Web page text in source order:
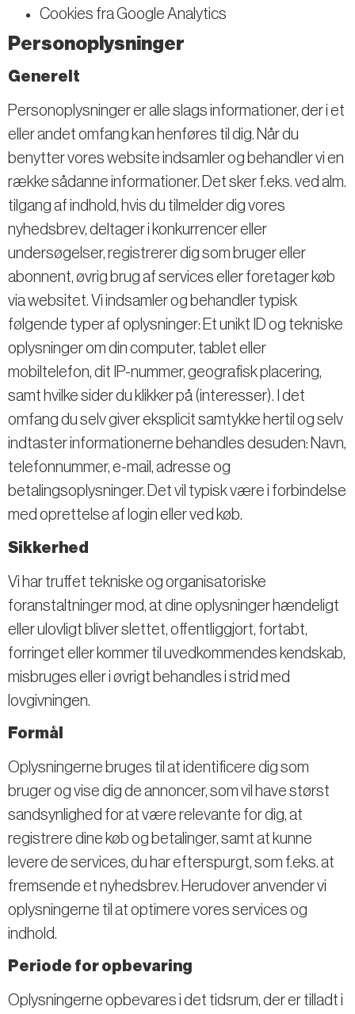
Cookies fra Google Analytics
Personoplysninger
Generelt
Personoplysninger er alle slags informationer, der i et
eller andet omfang kan henføres til dig. Når du
benytter vores website indsamler og behandler vi en
række sådanne informationer. Det sker f.eks. ved alm.
tilgang af indhold, hvis du tilmelder dig vores
nyhedsbrev, deltager i konkurrencer eller
undersøgelser, registrerer dig som bruger eller
abonnent, øvrig brug af services eller foretager køb
via websitet. Vi indsamler og behandler typisk
følgende typer af oplysninger: Et unikt ID og tekniske
oplysninger om din computer, tablet eller
mobiltelefon, dit IP-nummer, geografisk placering,
samt hvilke sider du klikker på (interesser). I det
omfang du selv giver eksplicit samtykke hertil og selv
indtaster informationerne behandles desuden: Navn,
telefonnummer, e-mail, adresse og
betalingsoplysninger. Det vil typisk være i forbindelse
med oprettelse af login eller ved køb.
Sikkerhed
Vi har truffet tekniske og organisatoriske
foranstaltninger mod, at dine oplysninger hændeligt
eller ulovligt bliver slettet, offentliggjort, fortabt,
forringet eller kommer til uvedkommendes kendskab,
misbruges eller i øvrigt behandles i strid med
lovgivningen.
Formål
Oplysningerne bruges til at identificere dig som
bruger og vise dig de annoncer, som vil have størst
sandsynlighed for at være relevante for dig, at
registrere dine køb og betalinger, samt at kunne
levere de services, du har efterspurgt, som f.eks. at
fremsende et nyhedsbrev. Herudover anvender vi
oplysningerne til at optimere vores services og
indhold.
Periode for opbevaring
Oplysningerne opbevares i det tidsrum, der er tilladt i